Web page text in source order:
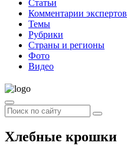
Статьи
Комментарии экспертов
Темы
Рубрики
Страны и регионы
Фото
Видео
Хлебные крошки